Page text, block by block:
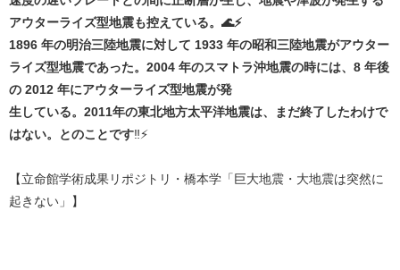
アウターライズ型地震も控えている。🌊⚡
1896 年の明治三陸地震に対して 1933 年の昭和三陸地震がアウター
ライズ型地震であった。2004 年のスマトラ沖地震の時には、8 年後
の 2012 年にアウターライズ型地震が発
生している。2011年の東北地方太平洋地震は、まだ終了したわけで
はない。とのことです‼️⚡
【立命館学術成果リポジトリ・橋本学「巨大地震・大地震は突然に
起きない」】